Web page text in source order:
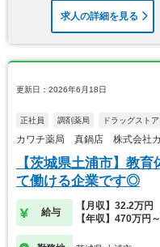
求人の詳細を見る
更新日：2026年6月18日
正社員 調剤薬局 ドラッグスト
カワチ薬局 真鍋店 株式会社カ
【茨城県土浦市】教
て働ける企業です◎
給与
【月収】32.2万円
【年収】470万円